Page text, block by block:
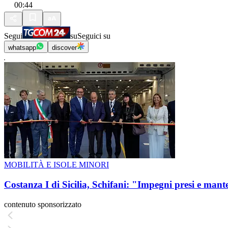
00:44
Segui suSeguici su
whatsapp discover
MOBILITÀ E ISOLE MINORI
Costanza I di Sicilia, Schifani: "Impegni presi e
contenuto sponsorizzato